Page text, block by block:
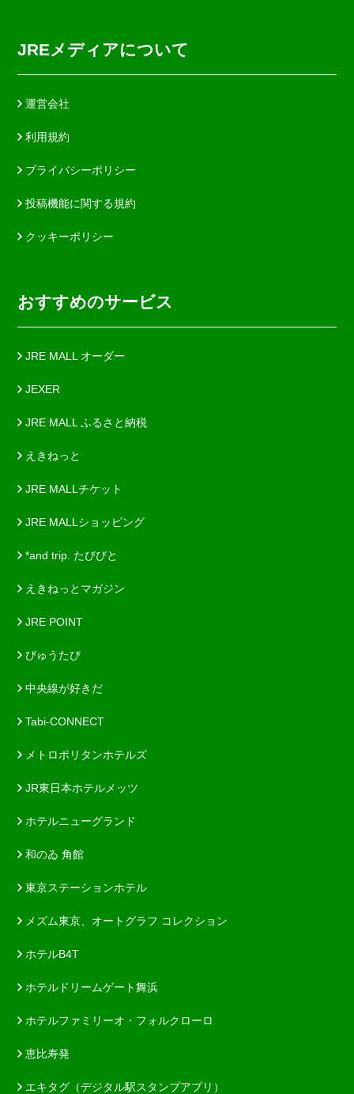
JREメディアについて
運営会社
利用規約
プライバシーポリシー
投稿機能に関する規約
クッキーポリシー
おすすめのサービス
JRE MALL オーダー
JEXER
JRE MALL ふるさと納税
えきねっと
JRE MALLチケット
JRE MALLショッピング
*and trip. たびびと
えきねっとマガジン
JRE POINT
びゅうたび
中央線が好きだ
Tabi-CONNECT
メトロポリタンホテルズ
JR東日本ホテルメッツ
ホテルニューグランド
和のゐ 角館
東京ステーションホテル
メズム東京、オートグラフ コレクション
ホテルB4T
ホテルドリームゲート舞浜
ホテルファミリーオ・フォルクローロ
恵比寿発
エキタグ（デジタル駅スタンプアプリ）